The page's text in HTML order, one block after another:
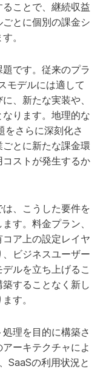
ことで、継続収益
とに個別の課金シ
。
です。従来のプラ
モデルには適して
、新たな実装や、
ります。地理的な
をさらに深刻化さ
とに新たな課金環
ストが発生するか
、こうした要件を
す。料金プラン、
ア上の設定レイヤ
ビジネスユーザー
ルを立ち上げるこ
することなく新し
す。
理を目的に構築さ
ーキテクチャによ
SaaSの利用状況と